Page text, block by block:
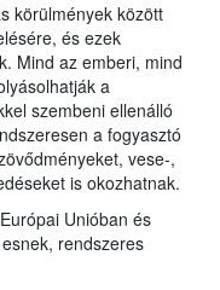
körülmények között
és ezek
Mind az emberi, mind
a
szembeni ellenálló
a fogyasztó
vese-,
is okozhatnak.
Unióban és
rendszeres